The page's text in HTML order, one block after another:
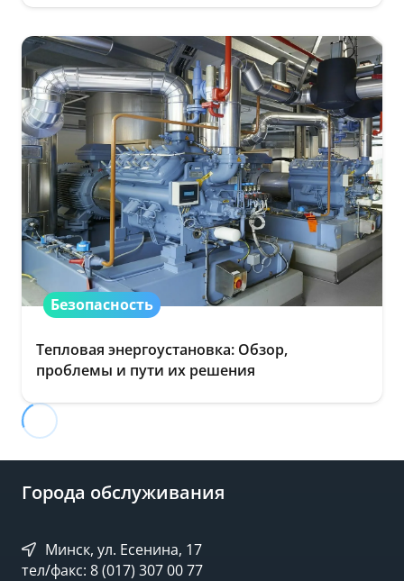
Безопасность
Тепловая энергоустановка: Обзор,
проблемы и пути их решения
Города обслуживания
Минск, ул. Есенина, 17
тел/факс: 8 (017) 307 00 77